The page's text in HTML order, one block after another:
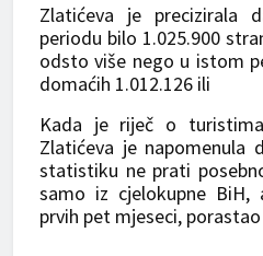
Zlatićeva je precizirala
periodu bilo 1.025.900
odsto više nego u istom
domaćih 1.012.126 ili
Kada je riječ o
Zlatićeva je napomenula
statistiku ne prati
samo iz cjelokupne BiH,
prvih pet mjeseci,